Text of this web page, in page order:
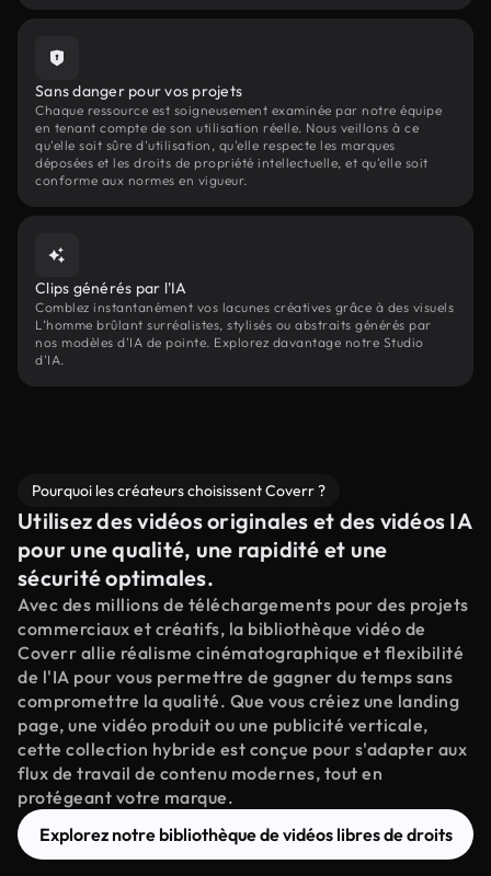
Sans danger pour vos projets
Chaque ressource est soigneusement examinée par notre équipe
en tenant compte de son utilisation réelle. Nous veillons à ce
qu'elle soit sûre d'utilisation, qu'elle respecte les marques
déposées et les droits de propriété intellectuelle, et qu'elle soit
conforme aux normes en vigueur.
Clips générés par l'IA
Comblez instantanément vos lacunes créatives grâce à des visuels
L’homme brûlant surréalistes, stylisés ou abstraits générés par
nos modèles d'IA de pointe. Explorez davantage notre Studio
d'IA.
Pourquoi les créateurs choisissent Coverr ?
Utilisez des vidéos originales et des vidéos IA
pour une qualité, une rapidité et une
sécurité optimales.
Avec des millions de téléchargements pour des projets
commerciaux et créatifs, la bibliothèque vidéo de
Coverr allie réalisme cinématographique et flexibilité
de l'IA pour vous permettre de gagner du temps sans
compromettre la qualité. Que vous créiez une landing
page, une vidéo produit ou une publicité verticale,
cette collection hybride est conçue pour s'adapter aux
flux de travail de contenu modernes, tout en
protégeant votre marque.
Explorez notre bibliothèque de vidéos libres de droits